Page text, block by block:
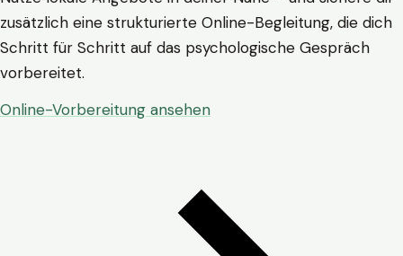
zusätzlich eine strukturierte Online-Begleitung, die dich
Schritt für Schritt auf das psychologische Gespräch
vorbereitet.
Online-Vorbereitung ansehen